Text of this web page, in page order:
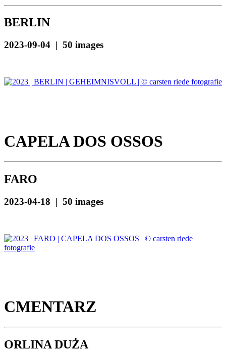
BERLIN
2023-09-04 | 50 images
CAPELA DOS OSSOS
FARO
2023-04-18 | 50 images
CMENTARZ
ORLINA DUŻA